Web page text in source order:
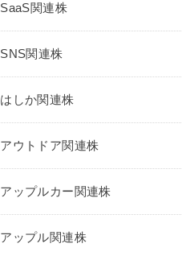
SaaS関連株
SNS関連株
はしか関連株
アウトドア関連株
アップルカー関連株
アップル関連株